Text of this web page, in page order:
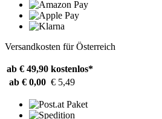
Versandkosten für Österreich
ab € 49,90 kostenlos*
ab € 0,00 € 5,49